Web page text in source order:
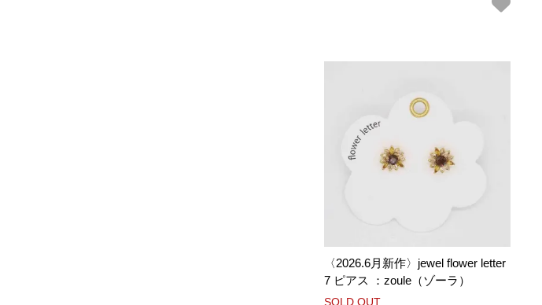
〈2026.6月新作〉jewel flower letter
7 ピアス ：zoule（ゾーラ）
SOLD OUT